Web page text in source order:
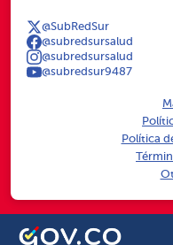
@SubRedSur
@subredsursalud
@subredsursalud
@subredsur9487
Política